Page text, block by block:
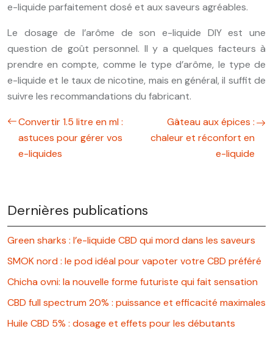
e-liquide parfaitement dosé et aux saveurs agréables.
Le dosage de l’arôme de son e-liquide DIY est une
question de goût personnel. Il y a quelques facteurs à
prendre en compte, comme le type d’arôme, le type de
e-liquide et le taux de nicotine, mais en général, il suffit de
suivre les recommandations du fabricant.
Convertir 1.5 litre en ml :
astuces pour gérer vos
e-liquides
Gâteau aux épices :
chaleur et réconfort en
e-liquide
Dernières publications
Green sharks : l’e-liquide CBD qui mord dans les saveurs
SMOK nord : le pod idéal pour vapoter votre CBD préféré
Chicha ovni: la nouvelle forme futuriste qui fait sensation
CBD full spectrum 20% : puissance et efficacité maximales
Huile CBD 5% : dosage et effets pour les débutants